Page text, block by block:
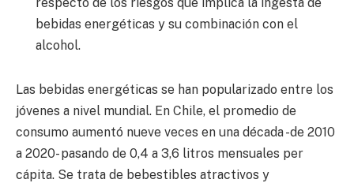
bebidas energéticas y su combinación con el
alcohol.
Las bebidas energéticas se han popularizado entre los
jóvenes a nivel mundial. En Chile, el promedio de
consumo aumentó nueve veces en una década -de 2010
a 2020- pasando de 0,4 a 3,6 litros mensuales per
cápita. Se trata de bebestibles atractivos y